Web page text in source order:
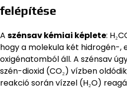
felépítése
A szénsav kémiai képlete:
hogy a molekula két hidrogén-,
oxigénatomból áll. A szénsav
szén-dioxid (CO₂) vízben
reakció során vízzel (H₂O)